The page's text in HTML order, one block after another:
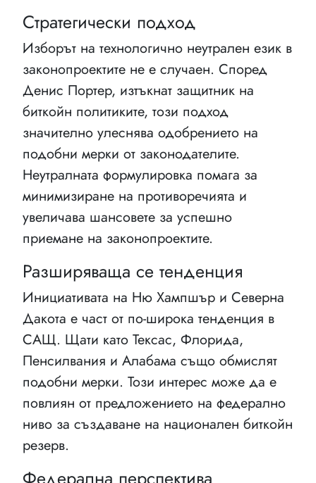
Стратегически подход
Изборът на технологично неутрален език в
законопроектите не е случаен. Според
Денис Портер, изтъкнат защитник на
биткойн политиките, този подход
значително улеснява одобрението на
подобни мерки от законодателите.
Неутралната формулировка помага за
минимизиране на противоречията и
увеличава шансовете за успешно
приемане на законопроектите.
Разширяваща се тенденция
Инициативата на Ню Хампшър и Северна
Дакота е част от по-широка тенденция в
САЩ. Щати като Тексас, Флорида,
Пенсилвания и Алабама също обмислят
подобни мерки. Този интерес може да е
повлиян от предложението на федерално
ниво за създаване на национален биткойн
резерв.